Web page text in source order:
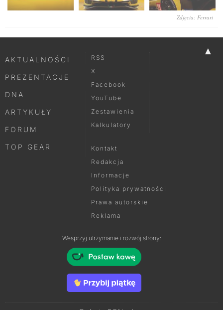
Zdjęcia: Ferrari
▲
AKTUALNOŚCI
PREZENTACJE
DNA
ARTYKUŁY
FORUM
TOP GEAR
RSS
X
Facebook
YouTube
Zestawienia
Kalkulatory
Kontakt
Redakcja
Informacje
Polityka prywatności
Prawa autorskie
Reklama
Wesprzyj utrzymanie i rozwój strony: